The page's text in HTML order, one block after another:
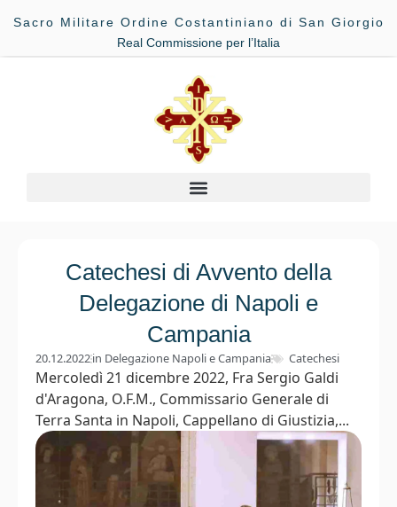
Sacro Militare Ordine Costantiniano di San Giorgio
Real Commissione per l’Italia
Catechesi di Avvento della
Delegazione di Napoli e
Campania
20.12.2022in Delegazione Napoli e Campania Catechesi
Mercoledì 21 dicembre 2022, Fra Sergio Galdi
d'Aragona, O.F.M., Commissario Generale di
Terra Santa in Napoli, Cappellano di Giustizia,...